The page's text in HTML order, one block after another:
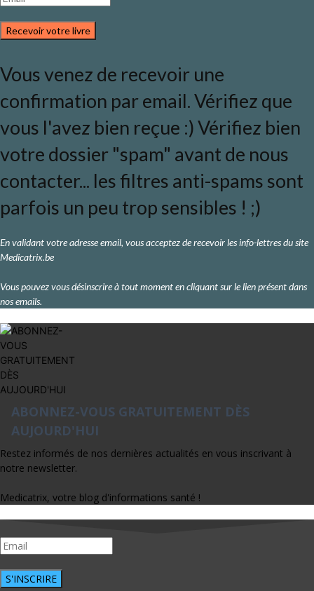
Recevoir votre livre
Vous venez de recevoir une
confirmation par email. Vérifiez que
vous l'avez bien reçue :) Vérifiez bien
votre dossier "spam" avant de nous
contacter... les filtres anti-spams sont
parfois un peu trop sensibles ! ;)
En validant votre adresse email, vous acceptez de recevoir les info-lettres du site
Medicatrix.be
Vous pouvez vous désinscrire à tout moment en cliquant sur le lien présent dans
nos emails.
ABONNEZ-VOUS GRATUITEMENT DÈS
AUJOURD'HUI
Restez informés de nos dernières actualités en vous inscrivant à
notre newsletter.
Medicatrix, votre blog d'informations santé !
S'INSCRIRE